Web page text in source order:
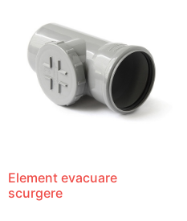
Element evacuare
scurgere